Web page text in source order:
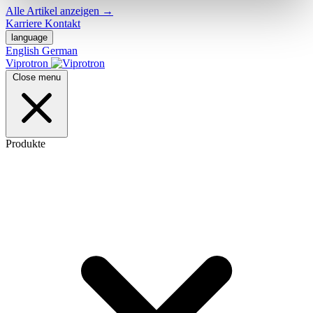
Alle Artikel anzeigen →
Karriere Kontakt
language
English German
Viprotron
Close menu
Produkte